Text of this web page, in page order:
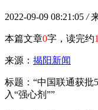
2022-09-09 08:21:05 /
本篇文章0字，读完约1
来源： 揭阳新闻
标题：“中国联通获批
入“强心剂””